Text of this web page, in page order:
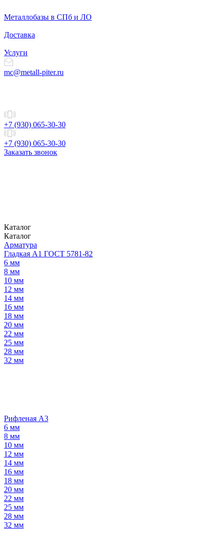
Металлобазы в СПб и ЛО
Доставка
Услуги
mc@metall-piter.ru
+7 (930) 065-30-30
+7 (930) 065-30-30
Заказать звонок
Каталог
Каталог
Арматура
Гладкая А1 ГОСТ 5781-82
6 мм
8 мм
10 мм
12 мм
14 мм
16 мм
18 мм
20 мм
22 мм
25 мм
28 мм
32 мм
Рифленая А3
6 мм
8 мм
10 мм
12 мм
14 мм
16 мм
18 мм
20 мм
22 мм
25 мм
28 мм
32 мм